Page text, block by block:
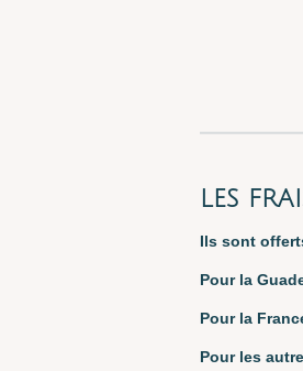
LES
Ils sont
Pour la
Pour la
Pour les